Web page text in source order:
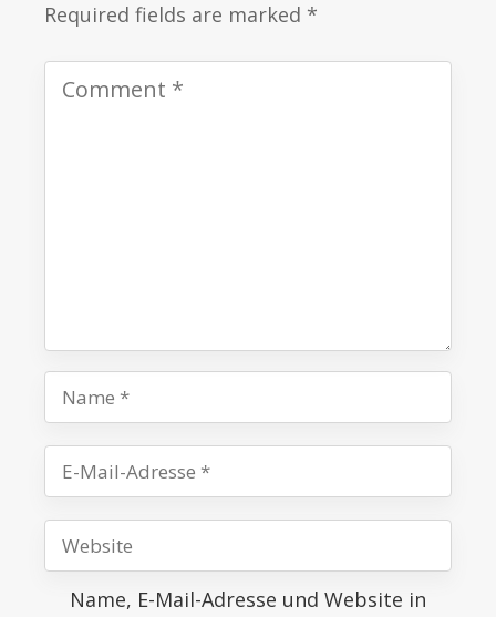
Required fields are marked *
Name
Mail-
Adresse
Website
Name, E-Mail-Adresse und Website in